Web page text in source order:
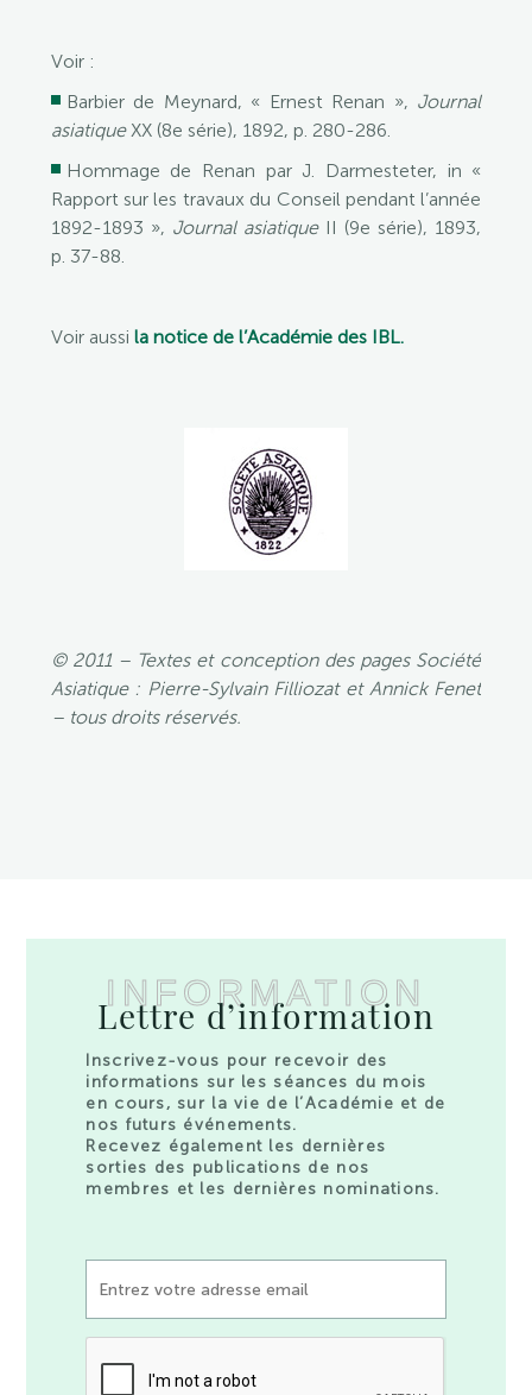
Voir :
Barbier de Meynard, « Ernest Renan », Journal
asiatiqueXX (8e série), 1892, p. 280-286.
Hommage de Renan par J. Darmesteter, in «
Rapport sur les travaux du Conseil pendant l’année
1892-1893 », Journal asiatiqueII (9e série), 1893,
p. 37-88.
Voir aussi la notice de l’Académie des IBL.
© 2011 – Textes et conception des pages Société
Asiatique : Pierre-Sylvain Filliozat et Annick Fenet
– tous droits réservés.
INFORMATION
Lettre d’information
Inscrivez-vous pour recevoir des
informations sur les séances du mois
en cours, sur la vie de l’Académie et de
nos futurs événements.
Recevez également les dernières
sorties des publications de nos
membres et les dernières nominations.